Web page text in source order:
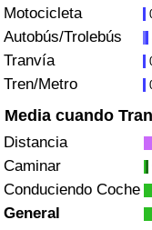
Motocicleta
Autobús/Trolebús
Tranvía
Tren/Metro
Media cuando
Distancia
Caminar
Conduciendo Coche
General
Tráfico
Índice de Tráfico
Índice de Tráfico
Índice de Tráfico